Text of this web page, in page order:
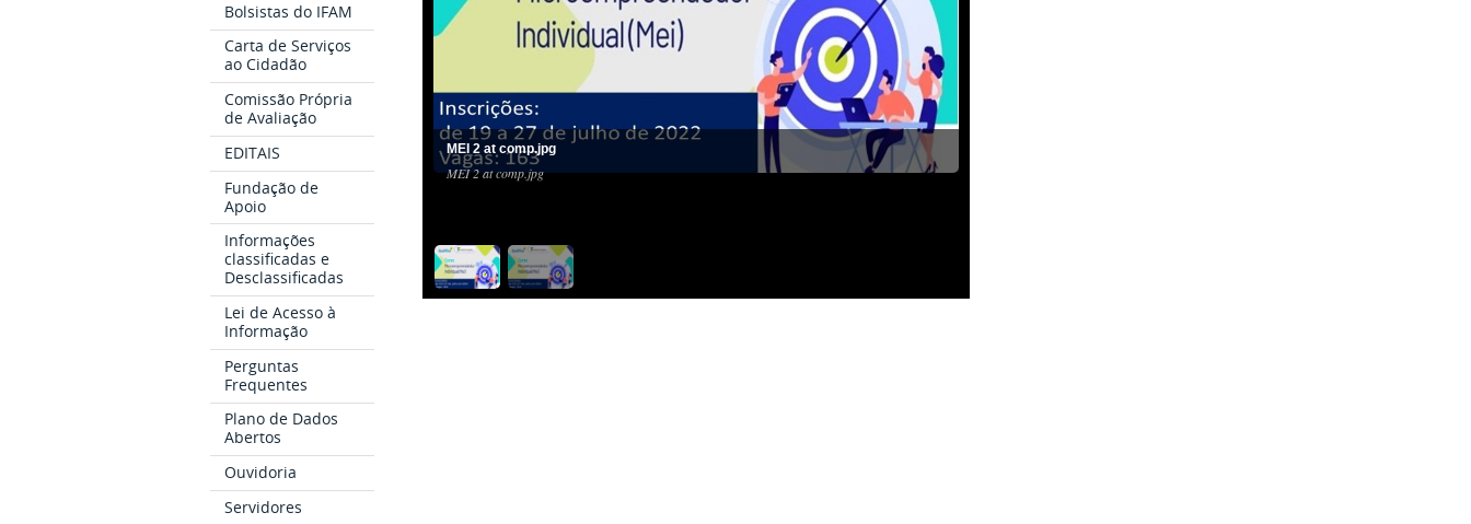
Bolsistas do IFAM
Carta de Serviços
ao Cidadão
Comissão Própria
de Avaliação
EDITAIS
Fundação de
Apoio
Informações
classificadas e
Desclassificadas
Lei de Acesso à
Informação
Perguntas
Frequentes
Plano de Dados
Abertos
Ouvidoria
Servidores
MEI 2 at comp.jpg
MEI 2 at comp.jpg